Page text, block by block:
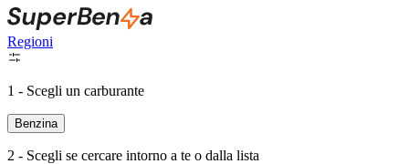
Regioni
1 - Scegli un carburante
Benzina
2 - Scegli se cercare intorno a te o dalla lista